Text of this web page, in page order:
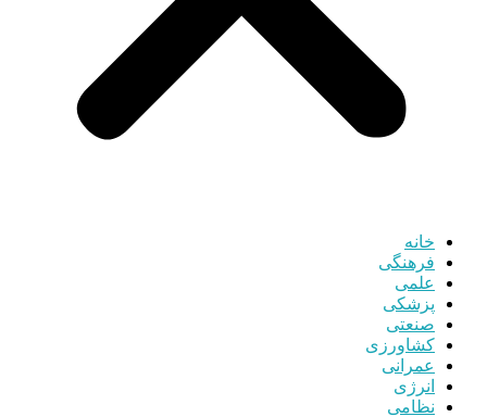
خانه
فرهنگی
علمی
پزشکی
صنعتی
کشاورزی
عمرانی
انرژی
نظامی